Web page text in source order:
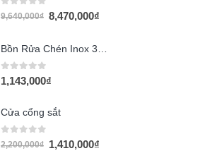
0 out of 5
9,640,000₫ 8,470,000₫
0 out of 5
1,143,000₫
Cửa cổng sắt
0 out of 5
2,200,000₫ 1,410,000₫